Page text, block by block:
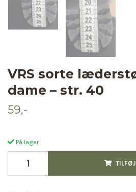
VRS sorte
dame – str. 40
59,-
På lager